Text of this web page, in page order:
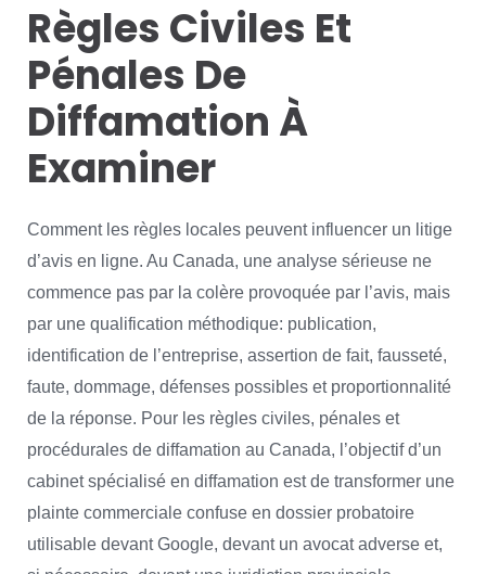
Règles Civiles Et
Pénales De
Diffamation À
Examiner
Comment les règles locales peuvent influencer un litige
d’avis en ligne. Au Canada, une analyse sérieuse ne
commence pas par la colère provoquée par l’avis, mais
par une qualification méthodique: publication,
identification de l’entreprise, assertion de fait, fausseté,
faute, dommage, défenses possibles et proportionnalité
de la réponse. Pour les règles civiles, pénales et
procédurales de diffamation au Canada, l’objectif d’un
cabinet spécialisé en diffamation est de transformer une
plainte commerciale confuse en dossier probatoire
utilisable devant Google, devant un avocat adverse et,